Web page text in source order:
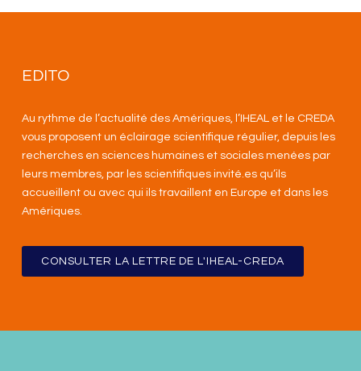
EDITO
Au rythme de l’actualité des Amériques, l’IHEAL et le CREDA
vous proposent un éclairage scientifique régulier, depuis les
recherches en sciences humaines et sociales menées par
leurs membres, par les scientifiques invité.es qu’ils
accueillent ou avec qui ils travaillent en Europe et dans les
Amériques.
CONSULTER LA LETTRE DE L'IHEAL-CREDA